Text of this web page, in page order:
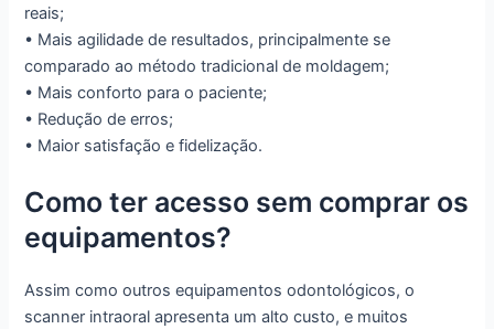
reais;
• Mais agilidade de resultados, principalmente se
comparado ao método tradicional de moldagem;
• Mais conforto para o paciente;
• Redução de erros;
• Maior satisfação e fidelização.
Como ter acesso sem comprar os
equipamentos?
Assim como outros equipamentos odontológicos, o
scanner intraoral apresenta um alto custo, e muitos